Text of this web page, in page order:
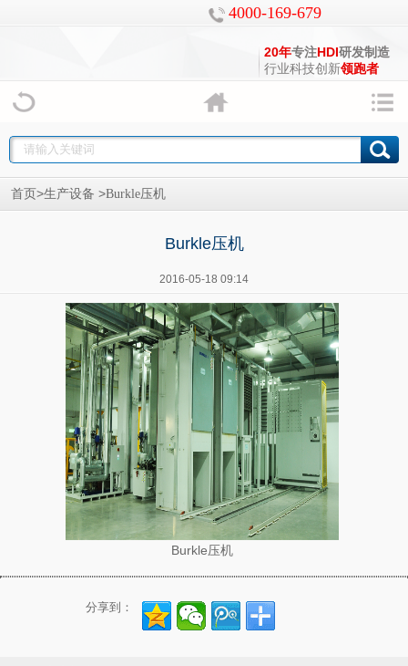
4000-169-679
20年专注HDI研发制造
行业科技创新领跑者
首页 >生产设备 >Burkle压机
Burkle压机
2016-05-18 09:14
Burkle压机
分享到：